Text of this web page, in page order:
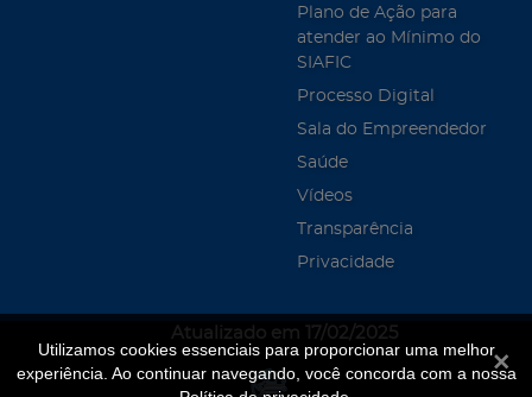
Utilizamos cookies essenciais para proporcionar uma melhor
experiência. Ao continuar navegando, você concorda com a nossa
Plano de Ação para
atender ao Mínimo do
SIAFIC
Processo Digital
Sala do Empreendedor
Saúde
Vídeos
Transparência
Privacidade
Atualizado em 17/02/2025